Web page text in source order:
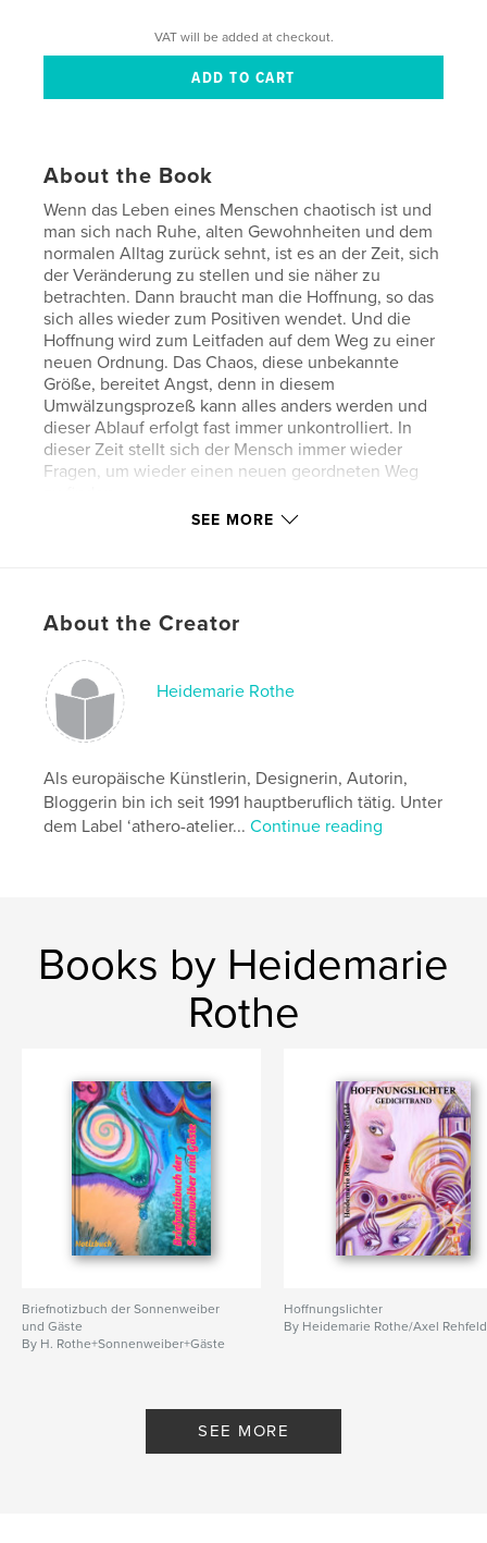
VAT will be added at checkout.
About the Book
Wenn das Leben eines Menschen chaotisch ist und
man sich nach Ruhe, alten Gewohnheiten und dem
normalen Alltag zurück sehnt, ist es an der Zeit, sich
der Veränderung zu stellen und sie näher zu
betrachten. Dann braucht man die Hoffnung, so das
sich alles wieder zum Positiven wendet. Und die
Hoffnung wird zum Leitfaden auf dem Weg zu einer
neuen Ordnung. Das Chaos, diese unbekannte
Größe, bereitet Angst, denn in diesem
Umwälzungsprozeß kann alles anders werden und
dieser Ablauf erfolgt fast immer unkontrolliert. In
dieser Zeit stellt sich der Mensch immer wieder
Fragen, um wieder einen neuen geordneten Weg
Primary Category:
Additional Categories
Photography Books
# of Pages:52
Publish Date:Apr 24, 2022
SEE MORE
About the Creator
Heidemarie Rothe
Als europäische Künstlerin, Designerin, Autorin,
Bloggerin bin ich seit 1991 hauptberuflich tätig. Unter
dem Label ‘athero-atelier...Continue reading
Books by Heidemarie
Rothe
Briefnotizbuch der Sonnenweiber
und Gäste
By H. Rothe+Sonnenweiber+Gäste
Hoffnungslichter
By Heidemarie Rothe/Axel Rehfeld
SEE MORE